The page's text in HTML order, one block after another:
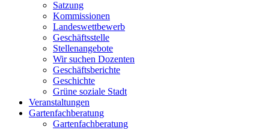
Satzung
Kommissionen
Landeswettbewerb
Geschäftsstelle
Stellenangebote
Wir suchen Dozenten
Geschäftsberichte
Geschichte
Grüne soziale Stadt
Veranstaltungen
Gartenfachberatung
Gartenfachberatung